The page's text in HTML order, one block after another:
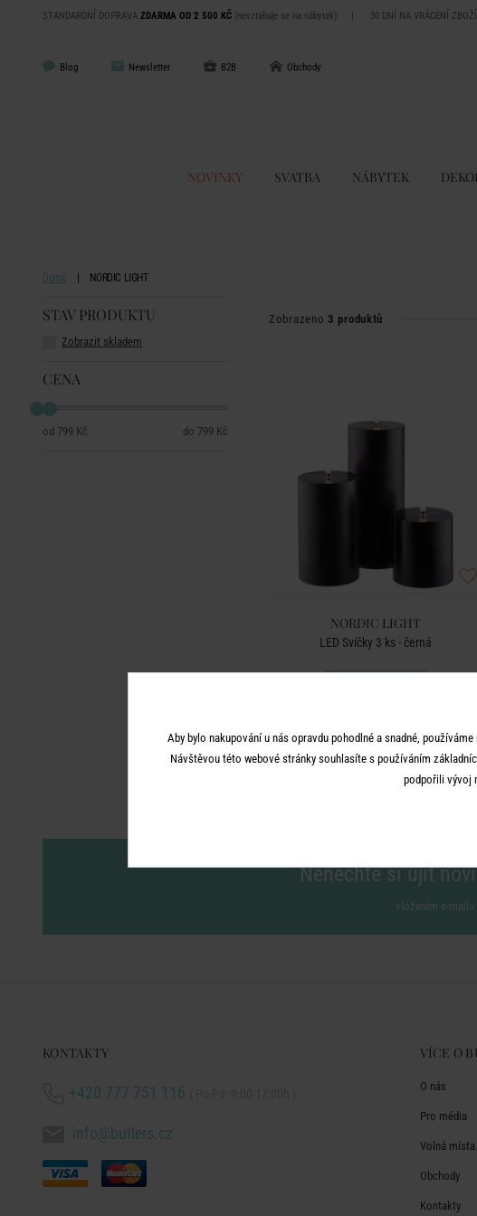
STANDARDNÍ DOPRAVA ZDARMA OD 2 500 KČ (nevztahuje se na nábytek) | 30 DNÍ NA VRÁCENÍ ZBOŽÍ
Blog Newsletter B2B Obchody
NOVINKY SVATBA NÁBYTEK
Domů NORDIC LIGHT
STAV PRODUKTU
Zobrazit skladem
CENA
799 Kč 799 Kč
Zobrazeno 3 produktů
NORDIC LIGHT
LED Svíčky 3 ks - černá
Nenechte si ujít
vložením e-
KONTAKTY
+420 777 751 116
info@butlers.cz
VÍCE O
O nás
Pro média
Volná místa
Obchody
Kontakty
Aby bylo nakupování u nás opravdu pohodlné a snadné,
Návštěvou této webové stránky souhlasíte s používáním
podpořili vývoj